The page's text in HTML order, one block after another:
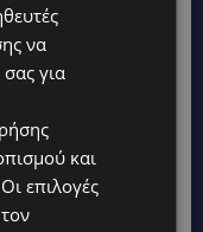
ιστορία του
ευρώ που του
να
για
και
επιλογές